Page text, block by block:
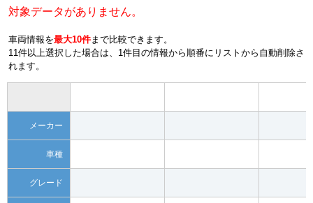
対象データがありません。
車両情報を最大10件まで比較できます。
11件以上選択した場合は、1件目の情報から順番にリストから自動削除さ
れます。
メーカー
車種
グレード